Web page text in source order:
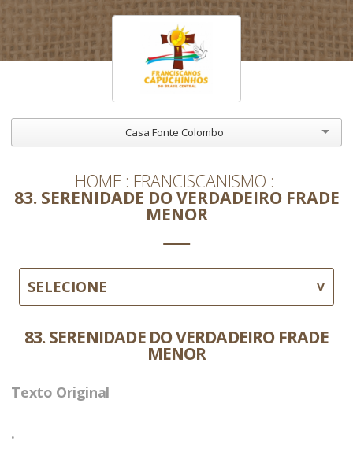
Casa Fonte Colombo
HOME FRANCISCANISMO
83. SERENIDADE DO VERDADEIRO FRADE
MENOR
SELECIONE
83. SERENIDADE DO VERDADEIRO FRADE
MENOR
Texto Original
.